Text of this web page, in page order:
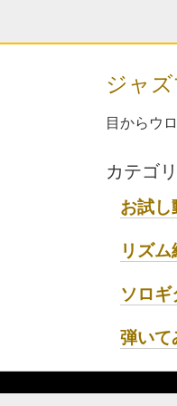
ジャ
目からウ
カテゴリ
お試し
リズム
ソロギ
弾いて